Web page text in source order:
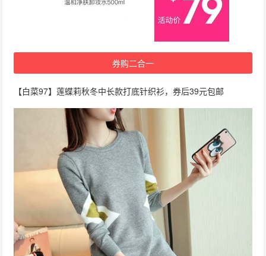
券购二合一
【白菜97】莲蝶莉秋冬中长款打底针织衫，券后39元包邮